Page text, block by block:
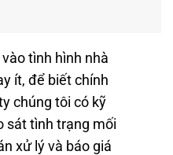
tình hình nhà
ít, để biết chính
chúng tôi có kỹ
sát tình trạng mối
xử lý và báo giá